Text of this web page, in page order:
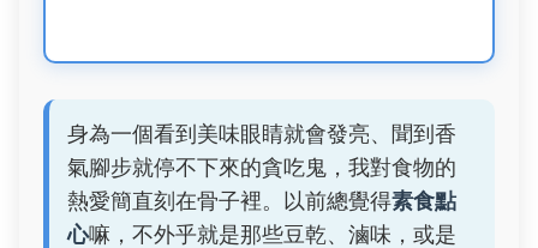
身為一個看到美味眼睛就會發亮、聞到香
氣腳步就停不下來的貪吃鬼，我對食物的
熱愛簡直刻在骨子裡。以前總覺得素食點
心嘛，不外乎就是那些豆乾、滷味，或是